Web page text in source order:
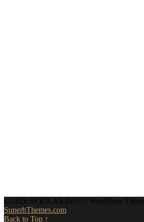
© 2026 SEKILAS INFO
| WordPress
SuperbThemes.com
Back to Top ↑